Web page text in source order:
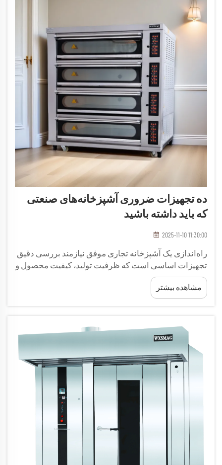
ده تجهیزات ضروری آشپزخانه‌های صنعتی
که باید داشته باشید
2025-11-10 11:30:00
راه‌اندازی یک آشپزخانه تجاری موفق نیازمند بررسی دقیق
تجهیزات اساسی است که ظرفیت تولید، کیفیت محصول و
کارایی عملیاتی شما را تعیین خواهند کرد. تجهیزات مناسب
آشپزخانه پایه و اساس تولید مداوم و باکیفیت را فراهم
می‌کنند...
مشاهده بیشتر